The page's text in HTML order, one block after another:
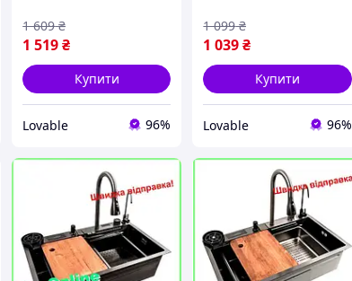
1 519₴
1 609 ₴
Купити
Lovable 96%
1 039₴
1 099 ₴
Купити
Lovable 96%